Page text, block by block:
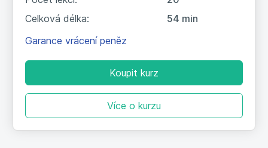
Celková délka:
54 min
Garance vrácení peněz
Koupit kurz
Více o kurzu